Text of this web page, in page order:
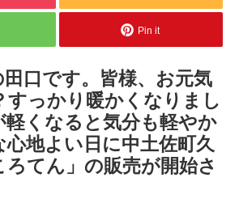
Pin it
口です。皆様、お元気
すっかり暖かくなりまし
軽くなると気分も軽やか
心地よい日に中土佐町久
てん」の販売が開始さ